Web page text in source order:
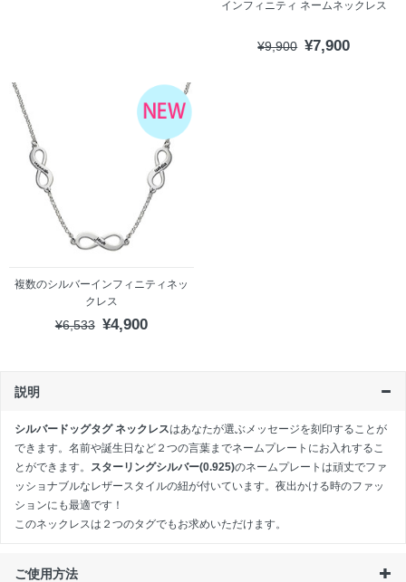
インフィニティ ネームネックレス
¥9,900 ¥7,900
複数のシルバーインフィニティネッ
クレス
¥6,533 ¥4,900
説明
シルバードッグタグ ネックレスはあなたが選ぶメッセージを刻印することが
できます。名前や誕生日など２つの言葉までネームプレートにお入れするこ
とができます。 スターリングシルバー(0.925)のネームプレートは頑丈でファ
ッショナブルなレザースタイルの紐が付いています。夜出かける時のファッ
ションにも最適です！
このネックレスは ２つのタグでもお求めいただけます。
ご使用方法